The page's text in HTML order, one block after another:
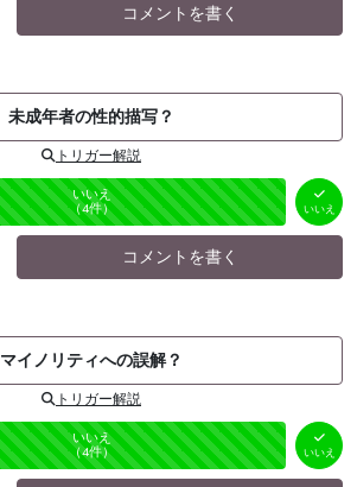
コメントを書く
未成年者の性的描写？
トリガー解説
いいえ
（4件） いいえ
コメントを書く
マイノリティへの誤解？
トリガー解説
いいえ
（4件） いいえ